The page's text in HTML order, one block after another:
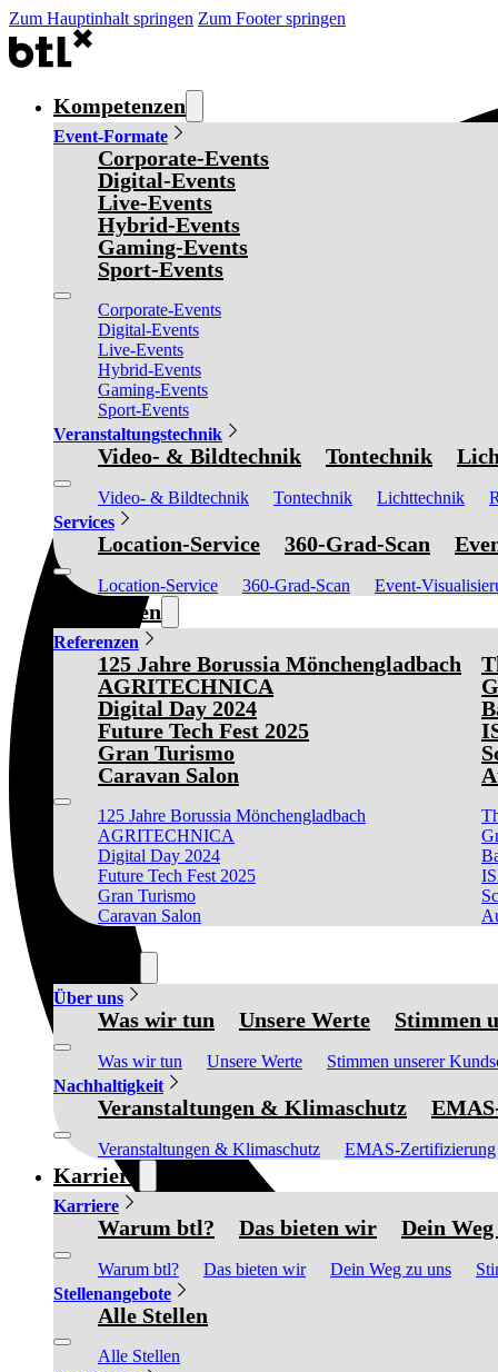
Zum Hauptinhalt springen Zum Footer springen
Kompetenzen
Event-Formate
Corporate-Events
Digital-Events
Live-Events
Hybrid-Events
Gaming-Events
Sport-Events
Corporate-Events
Digital-Events
Live-Events
Hybrid-Events
Gaming-Events
Sport-Events
Veranstaltungstechnik
Video- & Bildtechnik Tontechnik
Video- & Bildtechnik Tontechnik Lichttechnik
Services
Location-Service 360-Grad-Scan
Location-Service 360-Grad-Scan Event-
Referenzen
Referenzen
125 Jahre Borussia Mönchengladbach
AGRITECHNICA
Digital Day 2024
Future Tech Fest 2025
Gran Turismo
Caravan Salon
125 Jahre Borussia Mönchengladbach
AGRITECHNICA
Digital Day 2024
Future Tech Fest 2025
Gran Turismo
Caravan Salon
Über uns
Was wir tun Unsere Werte Stimmen
Was wir tun Unsere Werte
Stimmen unserer
Nachhaltigkeit
Veranstaltungen & Klimaschutz
Veranstaltungen & Klimaschutz EMAS-Zertifizierung
Karriere
Karriere
Warum btl? Das bieten wir Dein
Warum btl? Das bieten wir Dein Weg zu uns
Stellenangebote
Alle Stellen
Alle Stellen